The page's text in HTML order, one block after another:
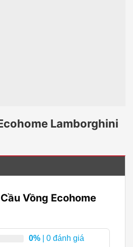
Lamborghini
Vồng Ecohome
0% | 0 đánh giá